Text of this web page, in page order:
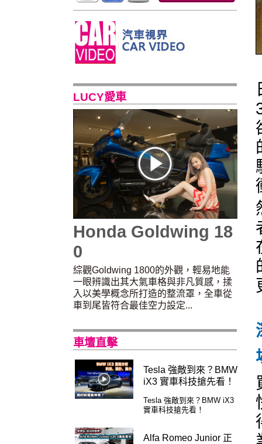
LUCY愛車
Honda Goldwing 18
0
綜觀Goldwing 1800的外觀，輕易地能
一眼辨識出其大氣車格與非凡質感，揉
入以美學概念所打造的整流罩，全車從
車到尾皆符合最佳空力設定...
車壇直擊
Tesla 強敵到來？BMW
iX3 實車科技搶先看！
Tesla 強敵到來？BMW iX3
實車科技搶先看！
Alfa Romeo Junior 正